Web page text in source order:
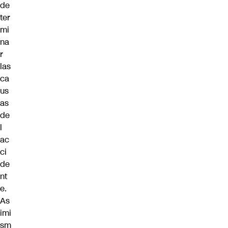
de
ter
mi
na
r
las
ca
us
as
de
l
ac
ci
de
nt
e.
As
imi
sm